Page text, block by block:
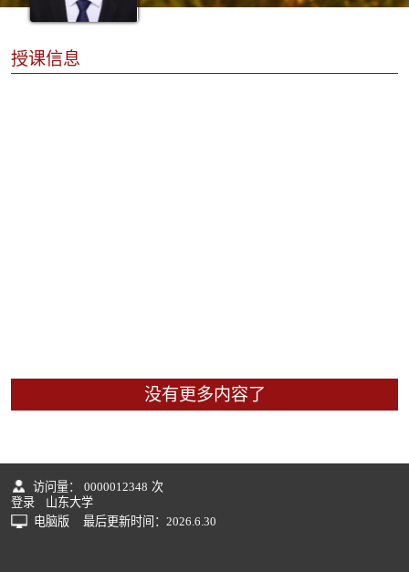
授课信息
没有更多内容了
访问量： 0000012348 次
登录
山东大学
电脑版
最后更新时间： 2026 6 30